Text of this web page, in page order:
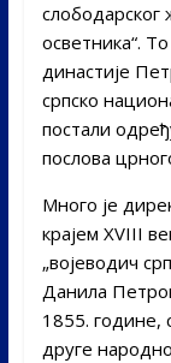
слободарског
осветника“.
династије
српско
постали
послова
Много је
крајем XVIII
„војеводич
Данила
1855. године,
друге